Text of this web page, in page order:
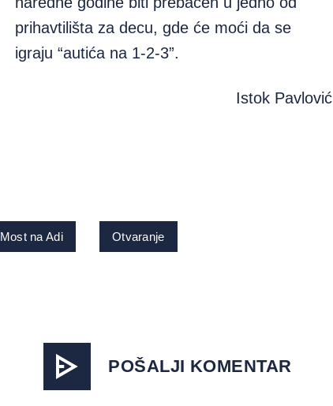
prihavtilišta za decu, gde će moći da se
igraju “autića na 1-2-3”.
Istok Pavlović
Most na Adi Otvaranje
POŠALJI KOMENTAR